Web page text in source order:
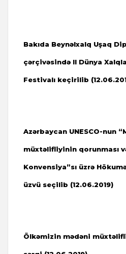
Bakıda Beynəlxalq Uşaq
çərçivəsində II Dünya
Festivalı keçirilib
Azərbaycan UNESCO-nun
müxtəlifliyinin qorunması
Konvensiya”sı üzrə
üzvü seçilib (12.06.2019)
Ölkəmizin mədəni